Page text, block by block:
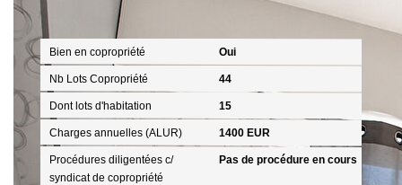
Copropriété
Bien en copropriété Oui
Nb Lots Copropriété 44
Dont lots d'habitation 15
Charges annuelles (ALUR) 1400 EUR
Procédures diligentées c/
syndicat de copropriété
Pas de procédure en cours